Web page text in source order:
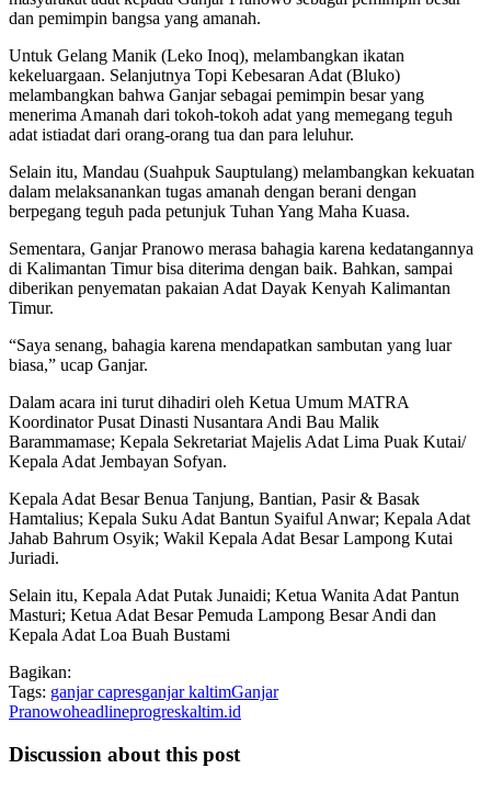
dan pemimpin bangsa yang amanah.
Untuk Gelang Manik (Leko Inoq), melambangkan ikatan
kekeluargaan. Selanjutnya Topi Kebesaran Adat (Bluko)
melambangkan bahwa Ganjar sebagai pemimpin besar yang
menerima Amanah dari tokoh-tokoh adat yang memegang teguh
adat istiadat dari orang-orang tua dan para leluhur.
Selain itu, Mandau (Suahpuk Sauptulang) melambangkan kekuatan
dalam melaksanankan tugas amanah dengan berani dengan
berpegang teguh pada petunjuk Tuhan Yang Maha Kuasa.
Sementara, Ganjar Pranowo merasa bahagia karena kedatangannya
di Kalimantan Timur bisa diterima dengan baik. Bahkan, sampai
diberikan penyematan pakaian Adat Dayak Kenyah Kalimantan
Timur.
“Saya senang, bahagia karena mendapatkan sambutan yang luar
biasa,” ucap Ganjar.
Dalam acara ini turut dihadiri oleh Ketua Umum MATRA
Koordinator Pusat Dinasti Nusantara Andi Bau Malik
Barammamase; Kepala Sekretariat Majelis Adat Lima Puak Kutai/
Kepala Adat Jembayan Sofyan.
Kepala Adat Besar Benua Tanjung, Bantian, Pasir & Basak
Hamtalius; Kepala Suku Adat Bantun Syaiful Anwar; Kepala Adat
Jahab Bahrum Osyik; Wakil Kepala Adat Besar Lampong Kutai
Juriadi.
Selain itu, Kepala Adat Putak Junaidi; Ketua Wanita Adat Pantun
Masturi; Ketua Adat Besar Pemuda Lampong Besar Andi dan
Kepala Adat Loa Buah Bustami
Bagikan:
Tags: ganjar capresganjar kaltimGanjar
Pranowoheadlineprogreskaltim.id
Discussion about this post